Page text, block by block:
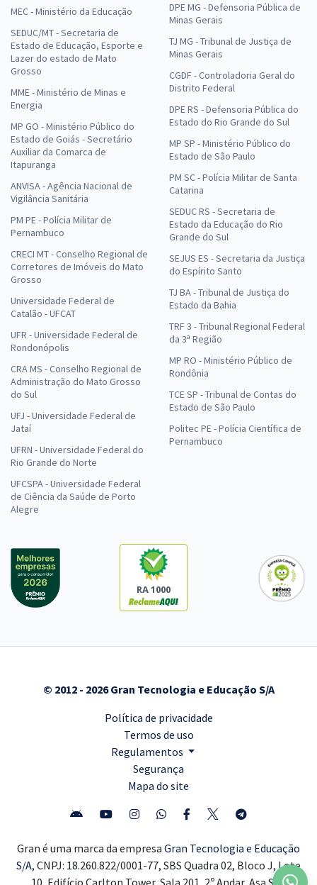
MEC - Ministério da Educação
SEDUC/MT - Secretaria de
Estado de Educação, Esporte e
Lazer do estado de Mato
Grosso
MME - Ministério de Minas e
Energia
MP GO - Ministério Público do
Estado de Goiás - Secretário
Auxiliar da Comarca de
Itapuranga
ANVISA - Agência Nacional de
Vigilância Sanitária
PM PE - Polícia Militar de
Pernambuco
CRECI MT - Conselho Regional de
Corretores de Imóveis do Mato
Grosso
Universidade Federal de
Catalão - UFCAT
UFR - Universidade Federal de
Rondonópolis
CRA MS - Conselho Regional de
Administração do Mato Grosso
do Sul
UFJ - Universidade Federal de
Jataí
UFRN - Universidade Federal do
Rio Grande do Norte
UFCSPA - Universidade Federal
de Ciência da Saúde de Porto
Alegre
DPE MG - Defensoria Pública de
Minas Gerais
TJ MG - Tribunal de Justiça de
Minas Gerais
CGDF - Controladoria Geral do
Distrito Federal
DPE RS - Defensoria Pública do
Estado do Rio Grande do Sul
MP SP - Ministério Público do
Estado de São Paulo
PM SC - Polícia Militar de Santa
Catarina
SEDUC RS - Secretaria de
Estado da Educação do Rio
Grande do Sul
SEJUS ES - Secretaria da Justiça
do Espírito Santo
TJ BA - Tribunal de Justiça do
Estado da Bahia
TRF 3 - Tribunal Regional Federal
da 3ª Região
MP RO - Ministério Público de
Rondônia
TCE SP - Tribunal de Contas do
Estado de São Paulo
Politec PE - Polícia Científica de
Pernambuco
RA 1000
© 2012 - 2026 Gran Tecnologia e Educação S/A
Política de privacidade
Termos de uso
Regulamentos
Segurança
Mapa do site
Gran é uma marca da empresa Gran Tecnologia e Educação
S/A, CNPJ: 18.260.822/0001-77, SBS Quadra 02, Bloco J, Lote